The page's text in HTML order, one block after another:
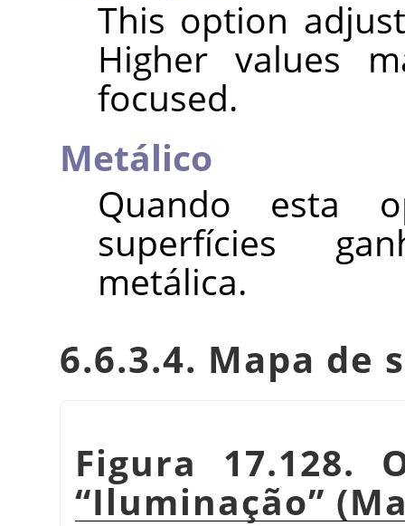
This option
Higher values
focused.
Metálico
Quando esta
superfícies
metálica.
6.6.3.4. Mapa de
Figura 17.128.
“Iluminação”